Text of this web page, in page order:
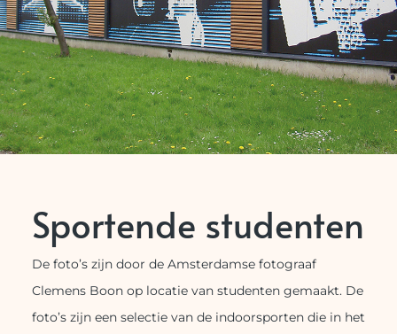
Sportende studenten
De foto’s zijn door de Amsterdamse fotograaf
Clemens Boon op locatie van studenten gemaakt. De
foto’s zijn een selectie van de indoorsporten die in het